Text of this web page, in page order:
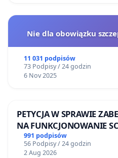
Nie dla obowiązku
11 031 podpisów
73 Podpisy / 24 godzin
6 Nov 2025
PETYCJA W SPRAWIE
NA FUNKCJONOWANIE
BEZDOMNYCH ZWIERZĄT
991 podpisów
56 Podpisy / 24 godzin
2 Aug 2026